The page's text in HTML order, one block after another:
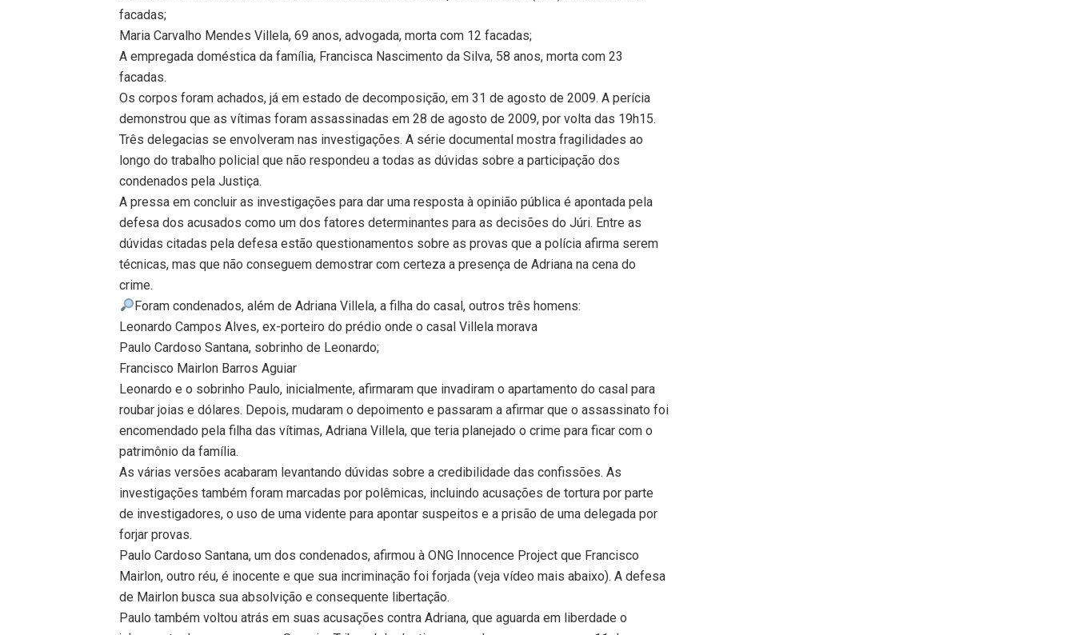
facadas;
Maria Carvalho Mendes Villela, 69 anos, advogada, morta com 12 facadas;
A empregada doméstica da família, Francisca Nascimento da Silva, 58 anos, morta com 23
facadas.
Os corpos foram achados, já em estado de decomposição, em 31 de agosto de 2009. A perícia
demonstrou que as vítimas foram assassinadas em 28 de agosto de 2009, por volta das 19h15.
Três delegacias se envolveram nas investigações. A série documental mostra fragilidades ao
longo do trabalho policial que não respondeu a todas as dúvidas sobre a participação dos
condenados pela Justiça.
A pressa em concluir as investigações para dar uma resposta à opinião pública é apontada pela
defesa dos acusados como um dos fatores determinantes para as decisões do Júri. Entre as
dúvidas citadas pela defesa estão questionamentos sobre as provas que a polícia afirma serem
técnicas, mas que não conseguem demostrar com certeza a presença de Adriana na cena do
crime.
Foram condenados, além de Adriana Villela, a filha do casal, outros três homens:
Leonardo Campos Alves, ex-porteiro do prédio onde o casal Villela morava
Paulo Cardoso Santana, sobrinho de Leonardo;
Francisco Mairlon Barros Aguiar
Leonardo e o sobrinho Paulo, inicialmente, afirmaram que invadiram o apartamento do casal para
roubar joias e dólares. Depois, mudaram o depoimento e passaram a afirmar que o assassinato foi
encomendado pela filha das vítimas, Adriana Villela, que teria planejado o crime para ficar com o
patrimônio da família.
As várias versões acabaram levantando dúvidas sobre a credibilidade das confissões. As
investigações também foram marcadas por polêmicas, incluindo acusações de tortura por parte
de investigadores, o uso de uma vidente para apontar suspeitos e a prisão de uma delegada por
forjar provas.
Paulo Cardoso Santana, um dos condenados, afirmou à ONG Innocence Project que Francisco
Mairlon, outro réu, é inocente e que sua incriminação foi forjada (veja vídeo mais abaixo). A defesa
de Mairlon busca sua absolvição e consequente libertação.
Paulo também voltou atrás em suas acusações contra Adriana, que aguarda em liberdade o